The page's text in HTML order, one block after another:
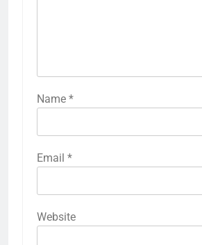
Name *
Email *
Website